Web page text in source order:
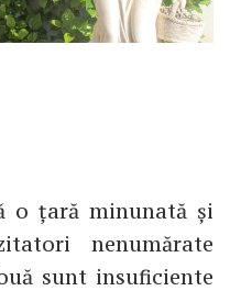
o țară minunată și
nenumărate
sunt insuficiente